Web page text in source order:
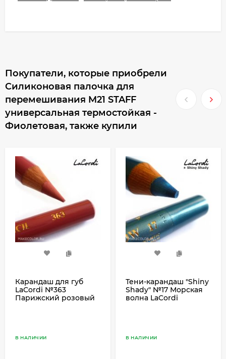
Покупатели, которые приобрели
Силиконовая палочка для
перемешивания M21 STAFF
универсальная термостойкая -
Фиолетовая, также купили
Карандаш для губ
LaCordi №363
Парижский розовый
В НАЛИЧИИ
Тени-карандаш "Shiny
Shady" №17 Морская
волна LaCordi
В НАЛИЧИИ